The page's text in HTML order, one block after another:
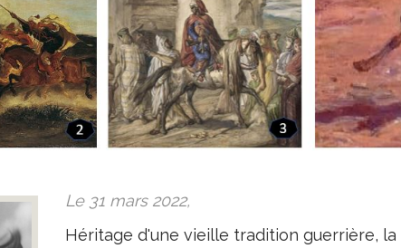
Le 31 mars 2022,
Héritage d'une vieille tradition guerrière, la